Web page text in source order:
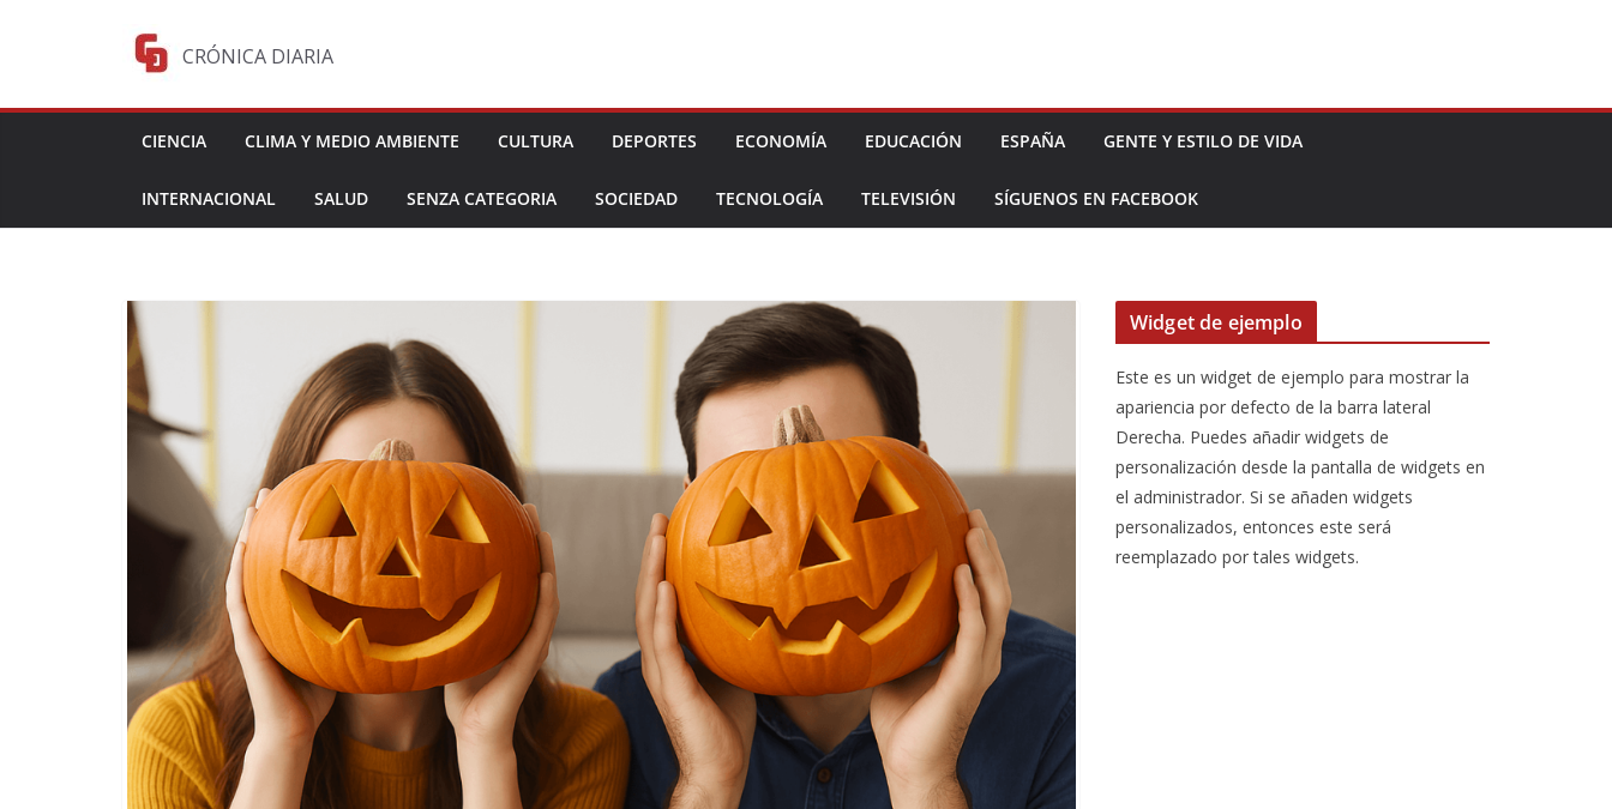
CRÓNICA DIARIA
CIENCIA CLIMA Y MEDIO AMBIENTE CULTURA DEPORTES ECONOMÍA EDUCACIÓN ESPAÑA GENTE Y ESTILO DE VIDA
INTERNACIONAL SALUD SENZA CATEGORIA SOCIEDAD TECNOLOGÍA TELEVISIÓN SÍGUENOS EN FACEBOOK
Widget de ejemplo
Este es un widget de ejemplo para mostrar la
apariencia por defecto de la barra lateral
Derecha. Puedes añadir widgets de
personalización desde la pantalla de widgets en
el administrador. Si se añaden widgets
personalizados, entonces este será
reemplazado por tales widgets.